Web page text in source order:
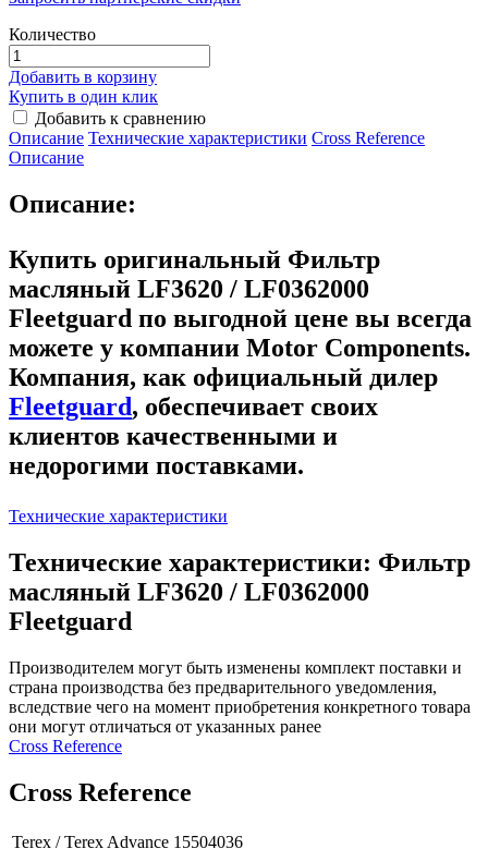
Количество
Добавить в корзину
Купить в один клик
Добавить к сравнению
Описание Технические характеристики Сross Reference
Описание
Описание:
Купить оригинальный Фильтр
масляный LF3620 / LF0362000
Fleetguard по выгодной цене вы всегда
можете у компании Motor Components.
Компания, как официальный дилер
Fleetguard, обеспечивает своих
клиентов качественными и
недорогими поставками.
Технические характеристики
Технические характеристики: Фильтр
масляный LF3620 / LF0362000
Fleetguard
Производителем могут быть изменены комплект поставки и
страна производства без предварительного уведомления,
вследствие чего на момент приобретения конкретного товара
они могут отличаться от указанных ранее
Сross Reference
Сross Reference
Terex / Terex Advance 15504036